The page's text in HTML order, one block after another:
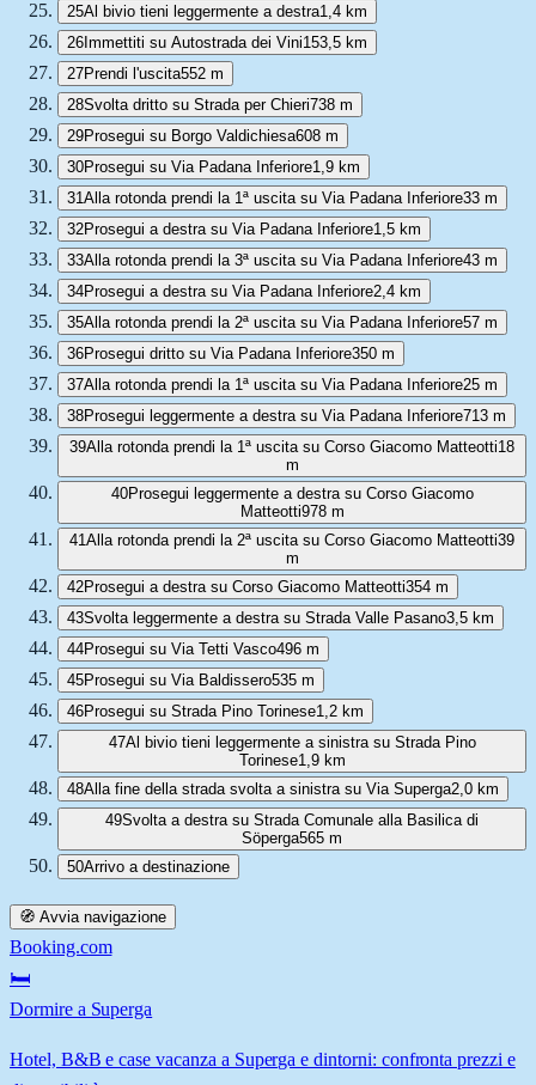
25Al bivio tieni leggermente a destra1,4 km
26Immettiti su Autostrada dei Vini153,5 km
27Prendi l'uscita552 m
28Svolta dritto su Strada per Chieri738 m
29Prosegui su Borgo Valdichiesa608 m
30Prosegui su Via Padana Inferiore1,9 km
31Alla rotonda prendi la 1ª uscita su Via Padana Inferiore33 m
32Prosegui a destra su Via Padana Inferiore1,5 km
33Alla rotonda prendi la 3ª uscita su Via Padana Inferiore43 m
34Prosegui a destra su Via Padana Inferiore2,4 km
35Alla rotonda prendi la 2ª uscita su Via Padana Inferiore57 m
36Prosegui dritto su Via Padana Inferiore350 m
37Alla rotonda prendi la 1ª uscita su Via Padana Inferiore25 m
38Prosegui leggermente a destra su Via Padana Inferiore713 m
39Alla rotonda prendi la 1ª uscita su Corso Giacomo Matteotti18
m
40Prosegui leggermente a destra su Corso Giacomo
Matteotti978 m
41Alla rotonda prendi la 2ª uscita su Corso Giacomo Matteotti39
m
42Prosegui a destra su Corso Giacomo Matteotti354 m
43Svolta leggermente a destra su Strada Valle Pasano3,5 km
44Prosegui su Via Tetti Vasco496 m
45Prosegui su Via Baldissero535 m
46Prosegui su Strada Pino Torinese1,2 km
47Al bivio tieni leggermente a sinistra su Strada Pino
Torinese1,9 km
48Alla fine della strada svolta a sinistra su Via Superga2,0 km
49Svolta a destra su Strada Comunale alla Basilica di
Söperga565 m
50Arrivo a destinazione
🧭 Avvia navigazione
Booking.com
🛏️
Dormire a Superga
Hotel, B&B e case vacanza a Superga e dintorni: confronta prezzi e